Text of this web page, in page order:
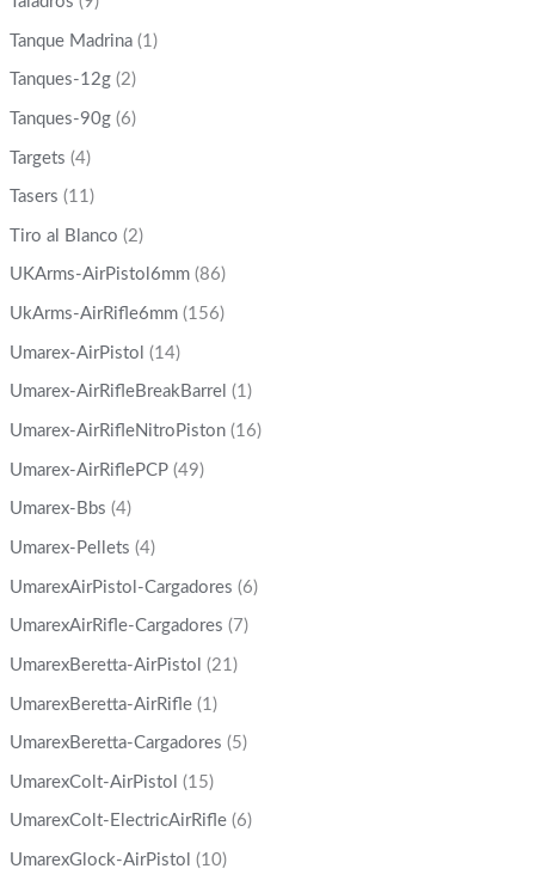
Tanque Madrina (1)
Tanques-12g (2)
Tanques-90g (6)
Targets (4)
Tasers (11)
Tiro al Blanco (2)
UKArms-AirPistol6mm (86)
UkArms-AirRifle6mm (156)
Umarex-AirPistol (14)
Umarex-AirRifleBreakBarrel (1)
Umarex-AirRifleNitroPiston (16)
Umarex-AirRiflePCP (49)
Umarex-Bbs (4)
Umarex-Pellets (4)
UmarexAirPistol-Cargadores (6)
UmarexAirRifle-Cargadores (7)
UmarexBeretta-AirPistol (21)
UmarexBeretta-AirRifle (1)
UmarexBeretta-Cargadores (5)
UmarexColt-AirPistol (15)
UmarexColt-ElectricAirRifle (6)
UmarexGlock-AirPistol (10)